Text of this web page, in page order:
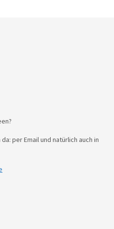
per Email und natürlich auch in